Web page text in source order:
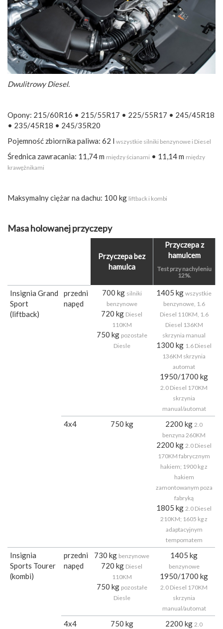
Dwulitrowy Diesel.
Opony: 215/60R16 • 215/55R17 • 225/55R17 • 245/45R18
• 235/45R18 • 245/35R20
Pojemność zbiornika paliwa: 62 l wszystkie silniki benzynowe i Diesel
Średnica zawracania: 11,74 m między ścianami • 11,14 m między
krawężnikami
Maksymalny ciężar na dachu: 100 kg liftback i kombi
Masa holowanej przyczepy
Przyczepa bez
hamulca
Przyczepa z
hamulcem
Test przy nachyleniu
12%.
Insignia Grand
Sport
(liftback)
przedni
napęd
700 kg silniki
benzynowe
720 kg Diesel
110KM
750 kg pozostałe
Diesle
1405 kg wszystkie
benzynowe, 1.6
Diesel 110KM, 1.6
Diesel 136KM
skrzynia manual
1300 kg 1.6 Diesel
136KM skrzynia
automat
1950/1700 kg
2.0 Diesel 170KM
skrzynia
manual/automat
4x4 750 kg 2200 kg 2.0
benzyna 260KM
2200 kg 2.0 Diesel
170KM fabrycznym
hakiem; 1900 kg z
hakiem
zamontowanym poza
fabryką
1805 kg 2.0 Diesel
210KM; 1605 kg z
adaptacyjnym
tempomatem
Insignia
Sports Tourer
(kombi)
przedni
napęd
730 kg benzynowe
720 kg Diesel
110KM
750 kg pozostałe
Diesle
1405 kg
benzynowe
1950/1700 kg
2.0 Diesel 170KM
skrzynia
manual/automat
4x4 750 kg 2200 kg 2.0